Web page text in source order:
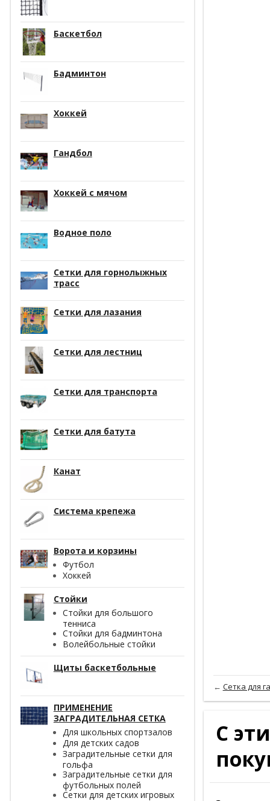
Баскетбол
Бадминтон
Хоккей
Гандбол
Хоккей с мячом
Водное поло
Сетки для горнолыжных
трасс
Сетки для лазания
Сетки для лестниц
Сетки для транспорта
Сетки для батута
Канат
Система крепежа
Ворота и корзины
Футбол
Хоккей
Стойки
Стойки для большого
тенниса
Стойки для бадминтона
Волейбольные стойки
Щиты баскетбольные
ПРИМЕНЕНИЕ
ЗАГРАДИТЕЛЬНАЯ СЕТКА
Для школьных спортзалов
Для детских садов
Заградительные сетки для
гольфа
Заградительные сетки для
футбольных полей
Сетки для детских игровых
← Сетка для
С